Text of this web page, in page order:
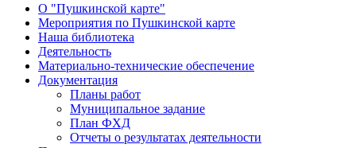
О "Пушкинской карте"
Мероприятия по Пушкинской карте
Наша библиотека
Деятельность
Материально-технические обеспечение
Документация
Планы работ
Муниципальное задание
План ФХД
Отчеты о результатах деятельности